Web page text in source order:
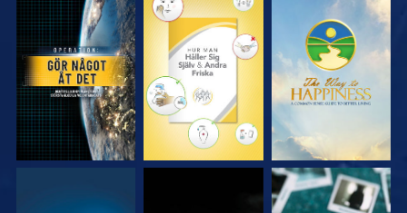
TITTA TITTA TITTA